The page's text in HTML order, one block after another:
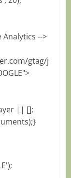
Analytics -->
gtag/j
|| [];